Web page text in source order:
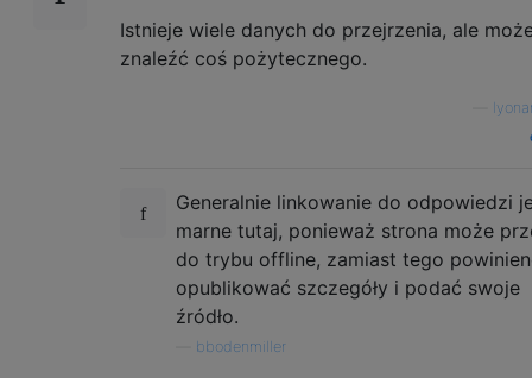
Istnieje wiele danych do przejrzenia, ale
znaleźć coś pożytecznego.
Generalnie linkowanie do odpowiedzi
marne tutaj, ponieważ strona może
do trybu offline, zamiast tego
opublikować szczegóły i podać swoje
źródło.
bbodenmiller